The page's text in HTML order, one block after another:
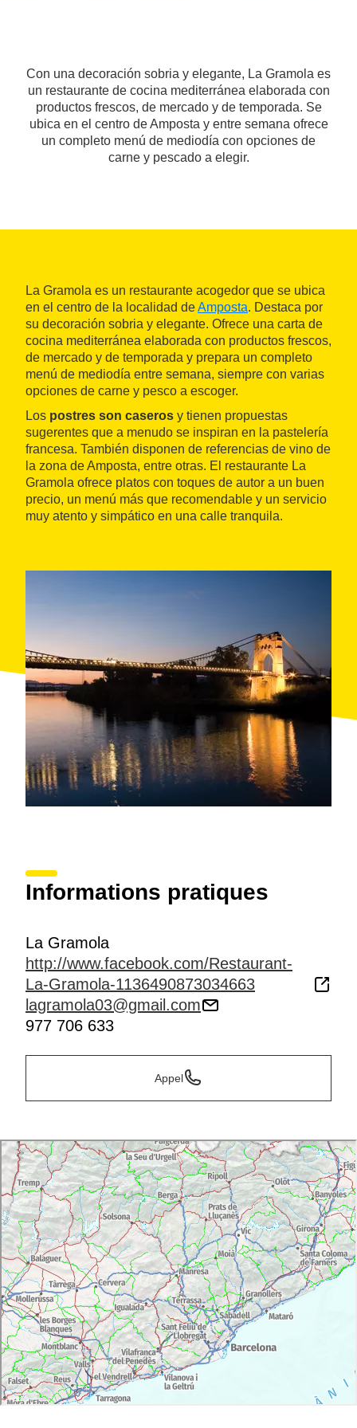
Con una decoración sobria y elegante, La Gramola es
un restaurante de cocina mediterránea elaborada con
productos frescos, de mercado y de temporada. Se
ubica en el centro de Amposta y entre semana ofrece
un completo menú de mediodía con opciones de
carne y pescado a elegir.
La Gramola es un restaurante acogedor que se ubica
en el centro de la localidad deAmposta. Destaca por
su decoración sobria y elegante. Ofrece una carta de
cocina mediterránea elaborada con productos frescos,
de mercado y de temporada y prepara un completo
menú de mediodía entre semana, siempre con varias
opciones de carne y pesco a escoger.
Los postres son caseros y tienen propuestas
sugerentes que a menudo se inspiran en la pastelería
francesa. También disponen de referencias de vino de
la zona de Amposta, entre otras. El restaurante La
Gramola ofrece platos con toques de autor a un buen
precio, un menú más que recomendable y un servicio
muy atento y simpático en una calle tranquila.
Informations pratiques
La Gramola
http://www.facebook.com/Restaurant-
La-Gramola-1136490873034663
lagramola03@gmail.com
977 706 633
Appel